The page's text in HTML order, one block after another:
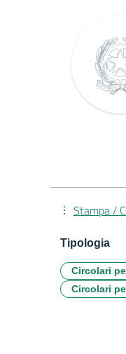
Stampa /
Tipologia
Circolari
Circolari